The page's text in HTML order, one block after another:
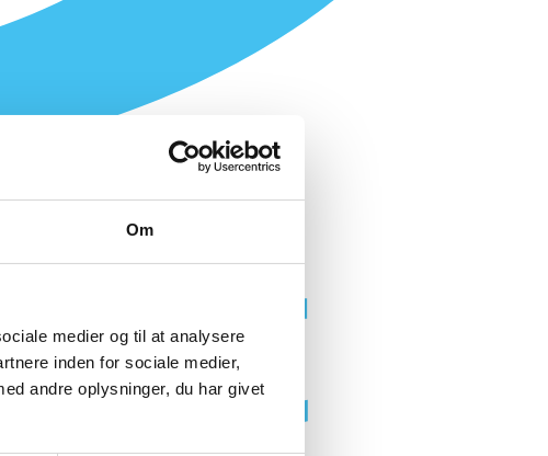
Om
medier og til at analysere
inden for sociale medier,
andre oplysninger, du har givet